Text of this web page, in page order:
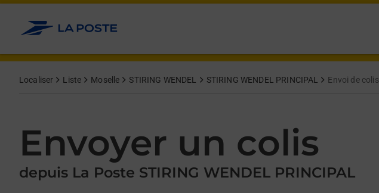
Allez au contenu
Localiser Liste Moselle STIRING WENDEL STIRING WENDEL PRINCIPAL Envoi de colis
Envoyer un colis
depuis La Poste STIRING WENDEL PRINCIPAL
Afficher ou masquer la réponse
Afficher ou masquer la réponse
Afficher ou masquer la réponse